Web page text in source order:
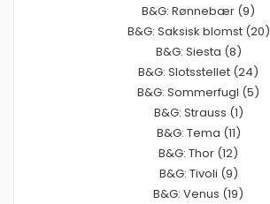
B&G: Rønnebær (9)
B&G: Saksisk blomst (20)
B&G: Siesta (8)
B&G: Slotsstellet (24)
B&G: Sommerfugl (5)
B&G: Strauss (1)
B&G: Tema (11)
B&G: Thor (12)
B&G: Tivoli (9)
B&G: Venus (19)